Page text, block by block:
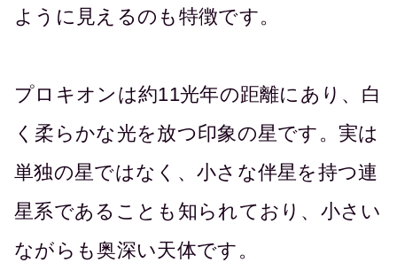
ように見えるのも特徴です。
プロキオンは約11光年の距離にあり、白
く柔らかな光を放つ印象の星です。実は
単独の星ではなく、小さな伴星を持つ連
星系であることも知られており、小さい
ながらも奥深い天体です。